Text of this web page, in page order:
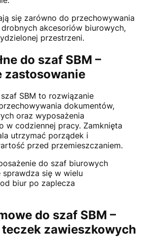
się zarówno do przechowywania
akcesoriów biurowych,
przestrzeni.
do szaf SBM –
zastosowanie
SBM to rozwiązanie
dokumentów,
oraz wyposażenia
w codziennej pracy. Zamknięta
utrzymać porządek i
przed przemieszczaniem.
do szaf biurowych
się w wielu
biur po zaplecza
do szaf SBM –
zawieszkowych